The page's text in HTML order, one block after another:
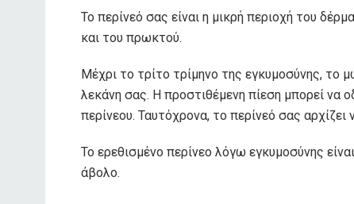
Το περίνεό σας είναι η μικρή περιοχή του
και του πρωκτού.
Μέχρι το τρίτο τρίμηνο της εγκυμοσύνης, το
λεκάνη σας. Η προστιθέμενη πίεση μπορεί να
περίνεου. Ταυτόχρονα, το περίνεό σας
Το ερεθισμένο περίνεο λόγω εγκυμοσύνης
άβολο.